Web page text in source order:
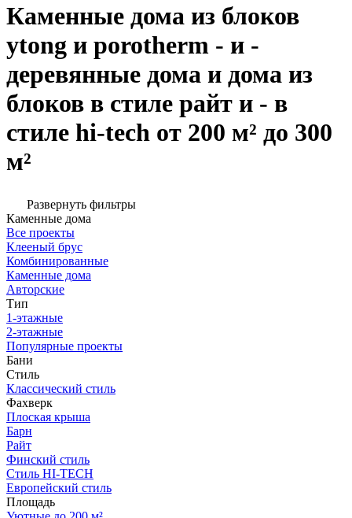
Каменные дома из блоков
ytong и porotherm - и -
деревянные дома и дома из
блоков в стиле райт и - в
стиле hi-tech от 200 м² до 300
м²
Развернуть фильтры
Каменные дома
Все проекты
Клееный брус
Комбинированные
Каменные дома
Авторские
Тип
1-этажные
2-этажные
Популярные проекты
Бани
Стиль
Классический стиль
Фахверк
Плоская крыша
Барн
Райт
Финский стиль
Стиль HI-TECH
Европейский стиль
Площадь